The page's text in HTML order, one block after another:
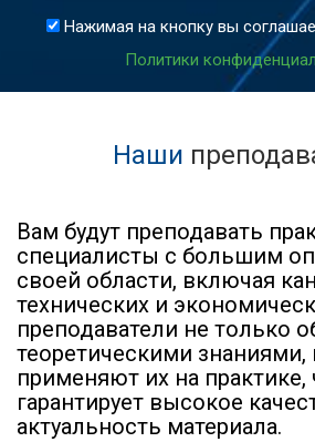
Нажимая на кнопку вы
Политики
Наши
Вам будут преподавать
специалисты с большим
своей области, включая
технических и
преподаватели не только
теоретическими знаниями,
применяют их на практике,
гарантирует высокое
актуальность материала.